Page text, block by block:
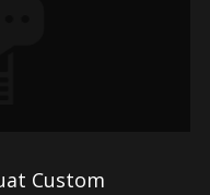
Custom